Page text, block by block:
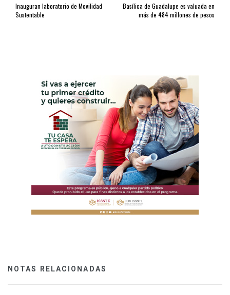
Inauguran laboratorio de Movilidad
Sustentable
Basílica de Guadalupe es valuada en
más de 484 millones de pesos
NOTAS RELACIONADAS